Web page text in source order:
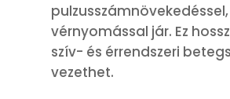
vérnyomással jár. Ez
szív- és érrendszeri
vezethet.